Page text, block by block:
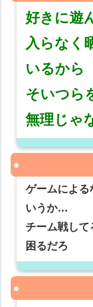
好きに遊
入らなく
いるから
そいつら
無理じゃ
ゲームによる
いうか…
チーム戦して
困るだろ